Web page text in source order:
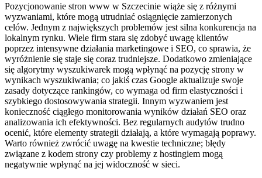
Pozycjonowanie stron www w Szczecinie wiąże się z różnymi
wyzwaniami, które mogą utrudniać osiągnięcie zamierzonych
celów. Jednym z największych problemów jest silna konkurencja na
lokalnym rynku. Wiele firm stara się zdobyć uwagę klientów
poprzez intensywne działania marketingowe i SEO, co sprawia, że
wyróżnienie się staje się coraz trudniejsze. Dodatkowo zmieniające
się algorytmy wyszukiwarek mogą wpłynąć na pozycję strony w
wynikach wyszukiwania; co jakiś czas Google aktualizuje swoje
zasady dotyczące rankingów, co wymaga od firm elastyczności i
szybkiego dostosowywania strategii. Innym wyzwaniem jest
konieczność ciągłego monitorowania wyników działań SEO oraz
analizowania ich efektywności. Bez regularnych audytów trudno
ocenić, które elementy strategii działają, a które wymagają poprawy.
Warto również zwrócić uwagę na kwestie techniczne; błędy
związane z kodem strony czy problemy z hostingiem mogą
negatywnie wpłynąć na jej widoczność w sieci.